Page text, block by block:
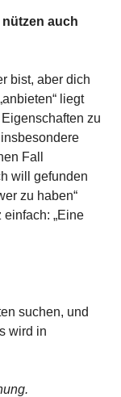
nützen auch
bist, aber dich
liegt
zu
Fall
will gefunden
zu haben“
einfach: „Eine
suchen, und
wird in